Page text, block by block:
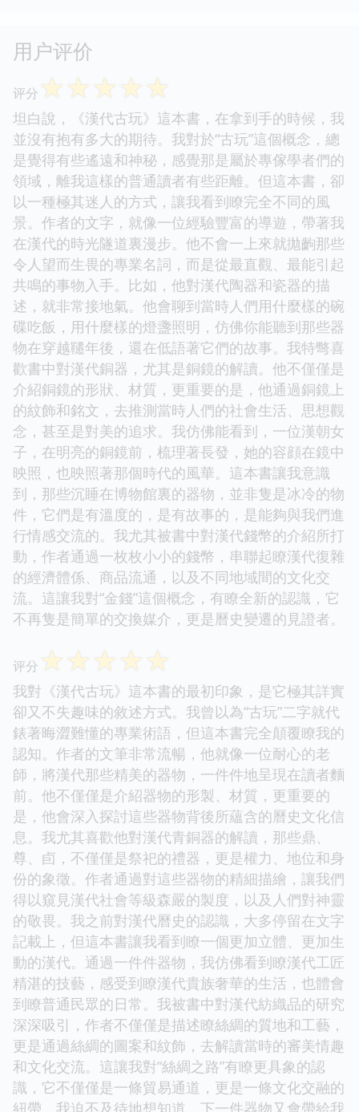
用户评价
评分 ☆☆☆☆☆
坦白說，《漢代古玩》這本書，在拿到手的時候，我
並沒有抱有多大的期待。我對於“古玩”這個概念，總
是覺得有些遙遠和神秘，感覺那是屬於專傢學者們的
領域，離我這樣的普通讀者有些距離。但這本書，卻
以一種極其迷人的方式，讓我看到瞭完全不同的風
景。作者的文字，就像一位經驗豐富的導遊，帶著我
在漢代的時光隧道裏漫步。他不會一上來就拋齣那些
令人望而生畏的專業名詞，而是從最直觀、最能引起
共鳴的事物入手。比如，他對漢代陶器和瓷器的描
述，就非常接地氣。他會聊到當時人們用什麼樣的碗
碟吃飯，用什麼樣的燈盞照明，仿佛你能聽到那些器
物在穿越韆年後，還在低語著它們的故事。我特彆喜
歡書中對漢代銅器，尤其是銅鏡的解讀。他不僅僅是
介紹銅鏡的形狀、材質，更重要的是，他通過銅鏡上
的紋飾和銘文，去推測當時人們的社會生活、思想觀
念，甚至是對美的追求。我仿佛能看到，一位漢朝女
子，在明亮的銅鏡前，梳理著長發，她的容顔在鏡中
映照，也映照著那個時代的風華。這本書讓我意識
到，那些沉睡在博物館裏的器物，並非隻是冰冷的物
件，它們是有溫度的，是有故事的，是能夠與我們進
行情感交流的。我尤其被書中對漢代錢幣的介紹所打
動，作者通過一枚枚小小的錢幣，串聯起瞭漢代復雜
的經濟體係、商品流通，以及不同地域間的文化交
流。這讓我對“金錢”這個概念，有瞭全新的認識，它
不再隻是簡單的交換媒介，更是曆史變遷的見證者。
评分 ☆☆☆☆☆
我對《漢代古玩》這本書的最初印象，是它極其詳實
卻又不失趣味的敘述方式。我曾以為“古玩”二字就代
錶著晦澀難懂的專業術語，但這本書完全顛覆瞭我的
認知。作者的文筆非常流暢，他就像一位耐心的老
師，將漢代那些精美的器物，一件件地呈現在讀者麵
前。他不僅僅是介紹器物的形製、材質，更重要的
是，他會深入探討這些器物背後所蘊含的曆史文化信
息。我尤其喜歡他對漢代青銅器的解讀，那些鼎、
尊、卣，不僅僅是祭祀的禮器，更是權力、地位和身
份的象徵。作者通過對這些器物的精細描繪，讓我們
得以窺見漢代社會等級森嚴的製度，以及人們對神靈
的敬畏。我之前對漢代曆史的認識，大多停留在文字
記載上，但這本書讓我看到瞭一個更加立體、更加生
動的漢代。通過一件件器物，我仿佛看到瞭漢代工匠
精湛的技藝，感受到瞭漢代貴族奢華的生活，也體會
到瞭普通民眾的日常。我被書中對漢代紡織品的研究
深深吸引，作者不僅僅是描述瞭絲綢的質地和工藝，
更是通過絲綢的圖案和紋飾，去解讀當時的審美情趣
和文化交流。這讓我對“絲綢之路”有瞭更具象的認
識，它不僅僅是一條貿易通道，更是一條文化交融的
紐帶。我迫不及待地想知道，下一件器物又會帶給我